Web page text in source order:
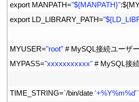
export MANPATH="${MANPATH}":${
export LD_LIBRARY_PATH=
MYUSER="root" # MySQL接続ユーザ
MYPASS="xxxxxxxxxxx" # MySQL接
TIME_STRING=`/bin/date '+%Y%m%d'`